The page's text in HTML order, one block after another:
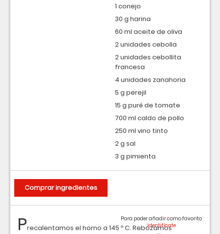
Precalentamos el horno a 145 º C. Rebozamos
Para poder añadir como favorito
1 conejo
30 g harina
60 ml aceite de oliva
2 unidades cebolla
2 unidades cebollita
francesa
4 unidades zanahoria
5 g perejil
15 g puré de tomate
700 ml caldo de pollo
250 ml vino tinto
2 g sal
3 g pimienta
Comprar ingredientes